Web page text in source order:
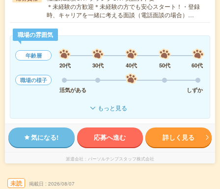
＊未経験の方歓迎＊未経験の方でも安心スタート！・登録
時、キャリアを一緒に考える面談（電話面談の場合）…
職場の雰囲気
年齢層
20代
30代 40代 50代
60代
職場の様子
活気がある
しずか
もっと見る
気になる! 応募へ進む 詳しく見る
派遣会社 パーソルテンプスタッフ株式会社
未読 掲載日 2026/08/07